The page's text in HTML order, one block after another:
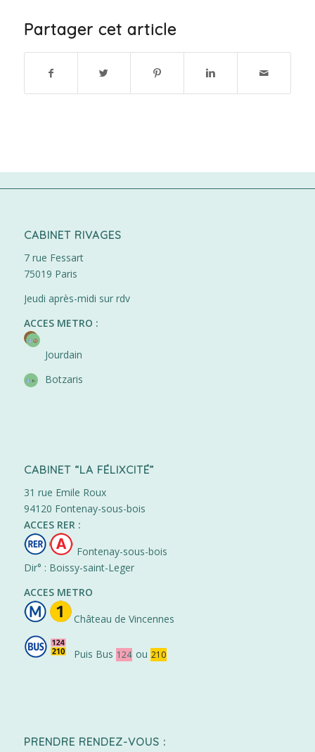
Partager cet article
CABINET RIVAGES
7 rue Fessart
75019 Paris
Jeudi après-midi sur rdv
ACCES METRO :
Jourdain
Botzaris
CABINET “LA FÉLIXCITÉ”
31 rue Emile Roux
94120 Fontenay-sous-bois
ACCES RER :
Fontenay-sous-bois
Dir° : Boissy-saint-Leger
ACCES METRO
Château de Vincennes
Puis Bus 124 ou 210
PRENDRE RENDEZ-VOUS :